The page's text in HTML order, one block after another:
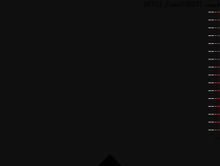
--
--
--
--
--
--
--
--
--
--
--
--
--
--
--
--
--
--
--
--
--
--
--
--
--
--
--
--
--
--
--
--